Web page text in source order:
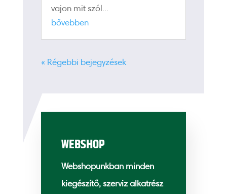
vajon mit szól...
bővebben
« Régebbi bejegyzések
WEBSHOP
Webshopunkban minden
kiegészítő, szerviz alkatrész